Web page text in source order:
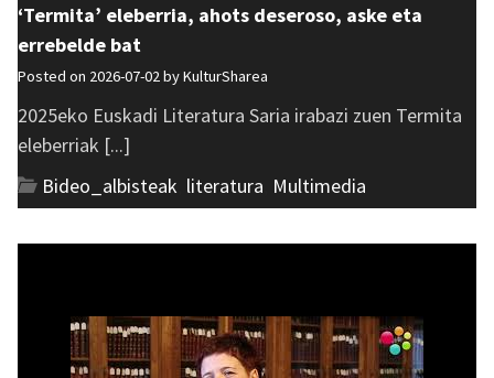
‘Termita’ eleberria, ahots deseroso, aske eta
errebelde bat
Posted on 2026-07-02 byKulturSharea
2025eko Euskadi Literatura Saria irabazi zuen Termita
eleberriak [...]
Bideo_albisteak literatura Multimedia